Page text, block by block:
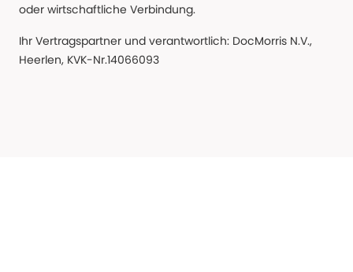
oder wirtschaftliche Verbindung.
Ihr Vertragspartner und verantwortlich: DocMorris N.V.,
Heerlen, KVK-Nr.14066093